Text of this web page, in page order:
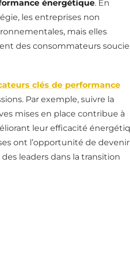
énergétique. En
les entreprises non
mais elles
des consommateurs
clés de performance
Par exemple, suivre la
mises en place contribue à
leur efficacité
ont l’opportunité de devenir
leaders dans la transition